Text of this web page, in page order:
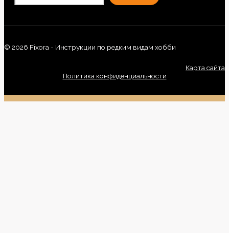
© 2026 Fixora - Инструкции по редким видам хобби
Карта сайта
Политика конфиденциальности